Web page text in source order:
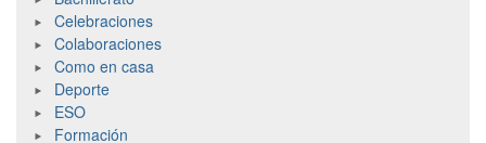
Celebraciones
Colaboraciones
Como en casa
Deporte
ESO
Formación